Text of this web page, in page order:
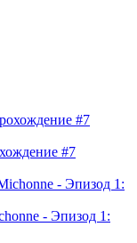
#7
- Эпизод 1: